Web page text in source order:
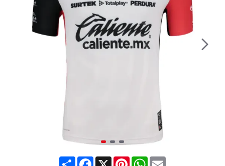
ShareFacebook
X PinterestWhatsApp
Email